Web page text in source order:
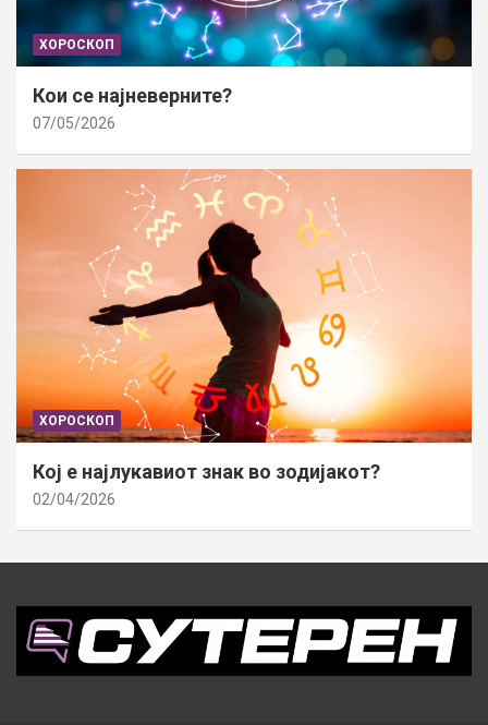
ХОРОСКОП
Кои се најневерните?
07/05/2026
ХОРОСКОП
Кој е најлукавиот знак во зодијакот?
02/04/2026